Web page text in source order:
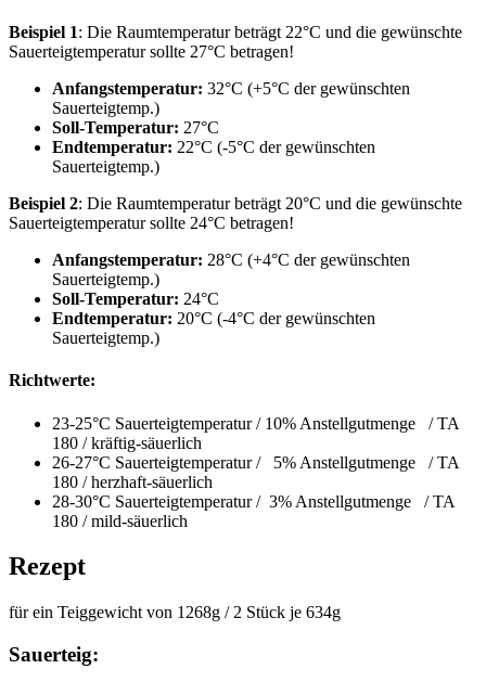
Beispiel 1: Die Raumtemperatur beträgt 22°C und die gewünschte
Sauerteigtemperatur sollte 27°C betragen!
Anfangstemperatur: 32°C (+5°C der gewünschten
Sauerteigtemp.)
Soll-Temperatur: 27°C
Endtemperatur: 22°C (-5°C der gewünschten
Sauerteigtemp.)
Beispiel 2: Die Raumtemperatur beträgt 20°C und die gewünschte
Sauerteigtemperatur sollte 24°C betragen!
Anfangstemperatur: 28°C (+4°C der gewünschten
Sauerteigtemp.)
Soll-Temperatur: 24°C
Endtemperatur: 20°C (-4°C der gewünschten
Sauerteigtemp.)
Richtwerte:
23-25°C Sauerteigtemperatur / 10% Anstellgutmenge / TA
180 / kräftig-säuerlich
26-27°C Sauerteigtemperatur / 5% Anstellgutmenge / TA
180 / herzhaft-säuerlich
28-30°C Sauerteigtemperatur / 3% Anstellgutmenge / TA
180 / mild-säuerlich
Rezept
für ein Teiggewicht von 1268g / 2 Stück je 634g
Sauerteig: